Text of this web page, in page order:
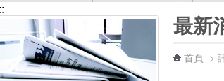
最新
首頁 >